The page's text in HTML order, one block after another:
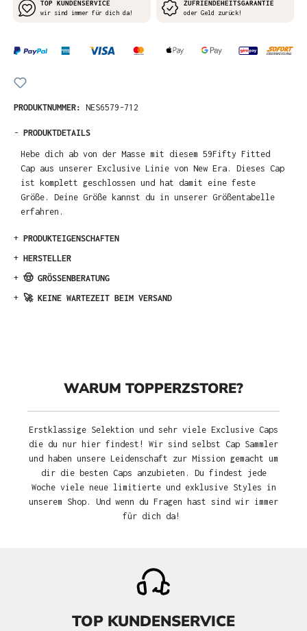
TOP KUNDENSERVICE
wir sind immer für dich da!
ZUFRIENDEHEITSGARANTIE
oder Geld zurück!
PRODUKTNUMMER: NES6579-712
- PRODUKTDETAILS
Hebe dich ab von der Masse mit diesem 59Fifty Fitted
Cap aus unserer Exclusive Linie von New Era. Dieses Cap
ist komplett geschlossen und hat damit eine feste
Größe. Deine Größe kannst du in unserer Größentabelle
erfahren.
+ PRODUKTEIGENSCHAFTEN
+ HERSTELLER
+ 🤠 GRÖSSENBERATUNG
+ 🚀 KEINE WARTEZEIT BEIM VERSAND
WARUM TOPPERZSTORE?
Erstklassige Selektion und sehr viele Exclusive Caps
die du nur hier findest! Wir sind selbst Cap Sammler
und haben unsere Leidenschaft zur Mission gemacht um
dir die besten Caps anzubieten. Du findest jede
Woche viele neue limitierte und exklusive Styles in
unserem Shop. Und wenn du Fragen hast sind wir immer
für dich da!
TOP KUNDENSERVICE